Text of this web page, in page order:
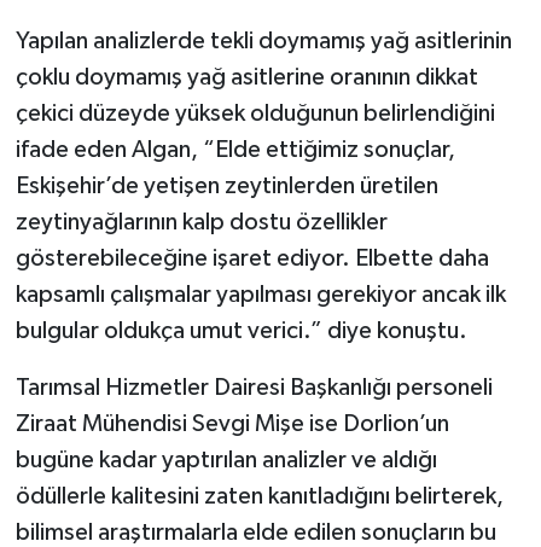
Yapılan analizlerde tekli doymamış yağ asitlerinin
çoklu doymamış yağ asitlerine oranının dikkat
çekici düzeyde yüksek olduğunun belirlendiğini
ifade eden Algan, “Elde ettiğimiz sonuçlar,
Eskişehir’de yetişen zeytinlerden üretilen
zeytinyağlarının kalp dostu özellikler
gösterebileceğine işaret ediyor. Elbette daha
kapsamlı çalışmalar yapılması gerekiyor ancak ilk
bulgular oldukça umut verici.” diye konuştu.
Tarımsal Hizmetler Dairesi Başkanlığı personeli
Ziraat Mühendisi Sevgi Mişe ise Dorlion’un
bugüne kadar yaptırılan analizler ve aldığı
ödüllerle kalitesini zaten kanıtladığını belirterek,
bilimsel araştırmalarla elde edilen sonuçların bu